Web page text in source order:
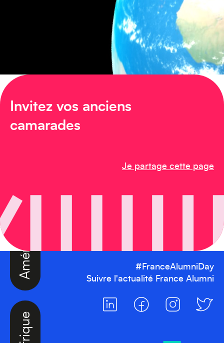
Invitez vos anciens
camarades
Je partage cette page
Afrique
Amérique du Nord
Amérique du Sud
#FranceAlumniDay
Suivre l'actualité France Alumni